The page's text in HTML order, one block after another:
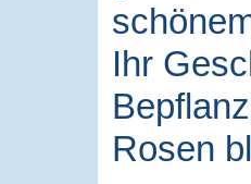
Ihr
Rosen